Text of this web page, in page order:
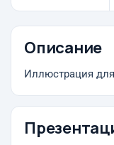
Описание
Иллюстрация